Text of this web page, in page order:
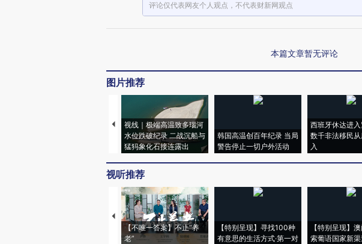
评论仅代表网友个人观点，不代表财新网观点
本篇文章暂无评论
图片推荐
视线｜极端高温致多瑙河
水位跌破纪录 二战沉船与
猛犸象化石接连露出
韩国高温创百年纪录 当局
警告停止一切户外活动
西班牙休达进
数千非法移民
入
视听推荐
【不唯一答案】不止“养
老”
【特别呈现】寻找100种
有意思的生活方式·第一对
【特别呈现】
索葡语国家新渠